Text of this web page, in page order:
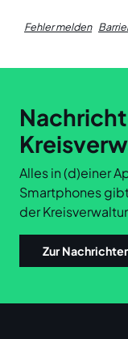
Fehler melden
Alles in (d)einer
Smartphones
der
Zur